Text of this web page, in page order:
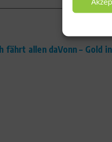
fährt allen daVonn – Gold